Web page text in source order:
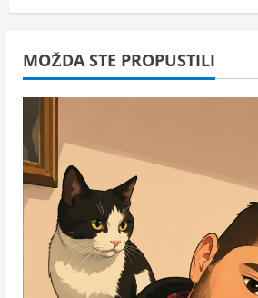
MOŽDA STE PROPUSTILI